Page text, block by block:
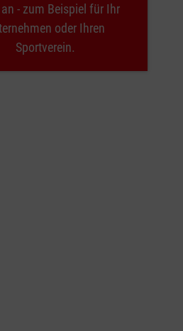
- zum Beispiel für Ihr
oder Ihren
Sportverein.